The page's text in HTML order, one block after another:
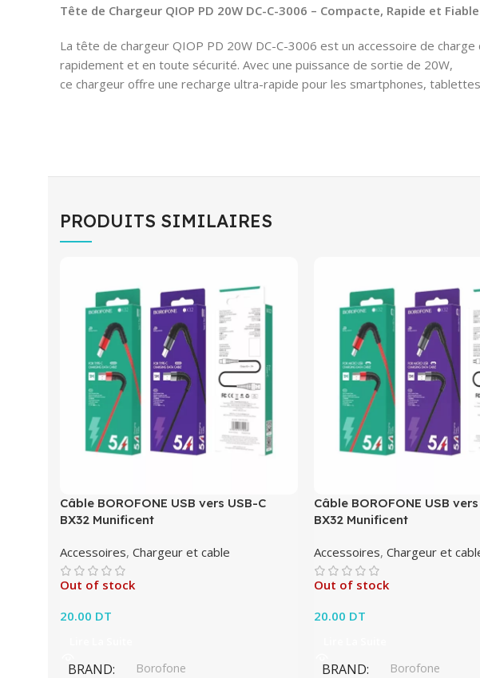
Tête de Chargeur QIOP PD 20W DC-C-3006 – Compacte, Rapide et Fiable
La tête de chargeur QIOP PD 20W DC-C-3006 est un accessoire de
rapidement et en toute sécurité. Avec une puissance de sortie de 20W,
ce chargeur offre une recharge ultra-rapide pour les smartphones,
PRODUITS SIMILAIRES
Câble BOROFONE USB vers USB-C
BX32 Munificent
Accessoires, Chargeur et cable
Out of stock
20.00 DT
BRAND Borofone
Câble BOROFONE USB
BX32 Munificent
Accessoires,Chargeur et
Out of stock
20.00 DT
BRAND Borofone